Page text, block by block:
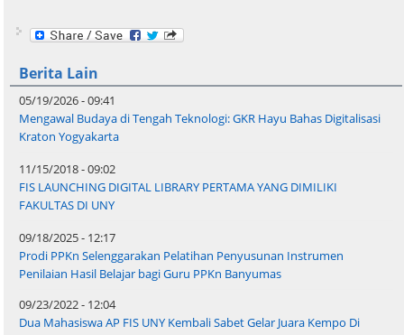
Berita Lain
05/19/2026 - 09:41
Mengawal Budaya di Tengah Teknologi: GKR Hayu Bahas Digitalisasi
Kraton Yogyakarta
11/15/2018 - 09:02
FIS LAUNCHING DIGITAL LIBRARY PERTAMA YANG DIMILIKI
FAKULTAS DI UNY
09/18/2025 - 12:17
Prodi PPKn Selenggarakan Pelatihan Penyusunan Instrumen
Penilaian Hasil Belajar bagi Guru PPKn Banyumas
09/23/2022 - 12:04
Dua Mahasiswa AP FIS UNY Kembali Sabet Gelar Juara Kempo Di